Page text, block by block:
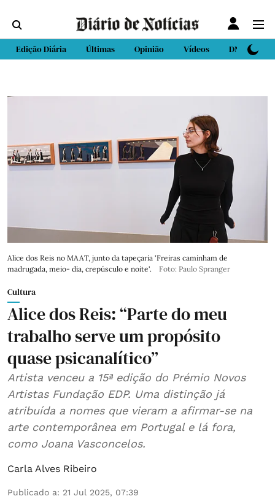
Edição Diária Últimas Opinião Vídeos DN Sport
Alice dos Reis no MAAT, junto da tapeçaria 'Freiras caminham de
madrugada, meio- dia, crepúsculo e noite'.
Foto: Paulo Spranger
Cultura
Alice dos Reis: “Parte do meu
trabalho serve um propósito
quase psicanalítico”
Artista venceu a 15ª edição do Prémio Novos
Artistas Fundação EDP. Uma distinção já
atribuída a nomes que vieram a afirmar-se na
arte contemporânea em Portugal e lá fora,
como Joana Vasconcelos.
Carla Alves Ribeiro
Publicado a: 21 Jul 2025, 07:39